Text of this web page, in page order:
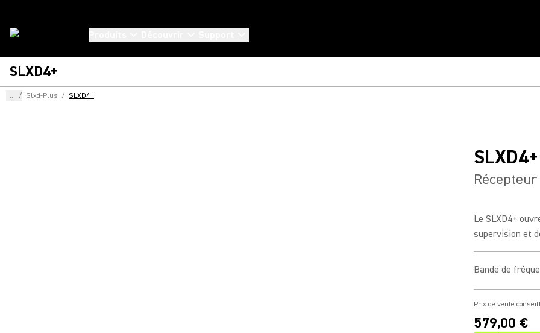
SLXD4+
... / Slxd-Plus / SLXD4+
SLXD4+
Le SLXD4+
supervision et
Bande de
Prix de vente
579,00 €